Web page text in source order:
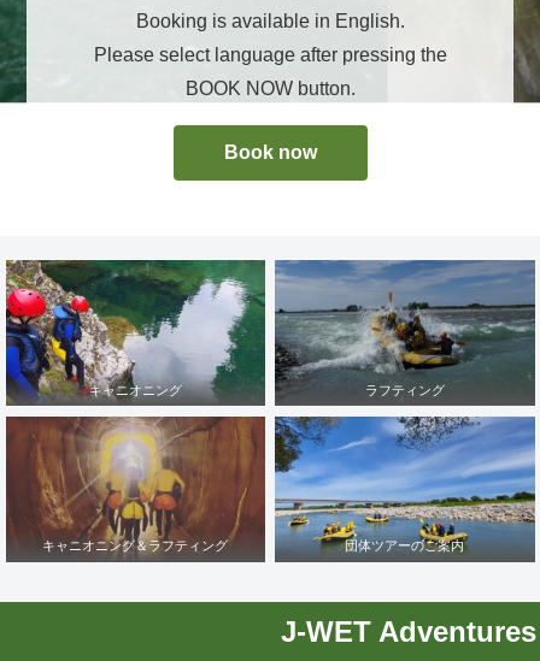
Booking is available in English.
Please select language after pressing the
BOOK NOW button.
Book now
キャニオニング ラフティング
キャニオニング＆ラフティング 団体ツアーのご案内
J-WET Adventures